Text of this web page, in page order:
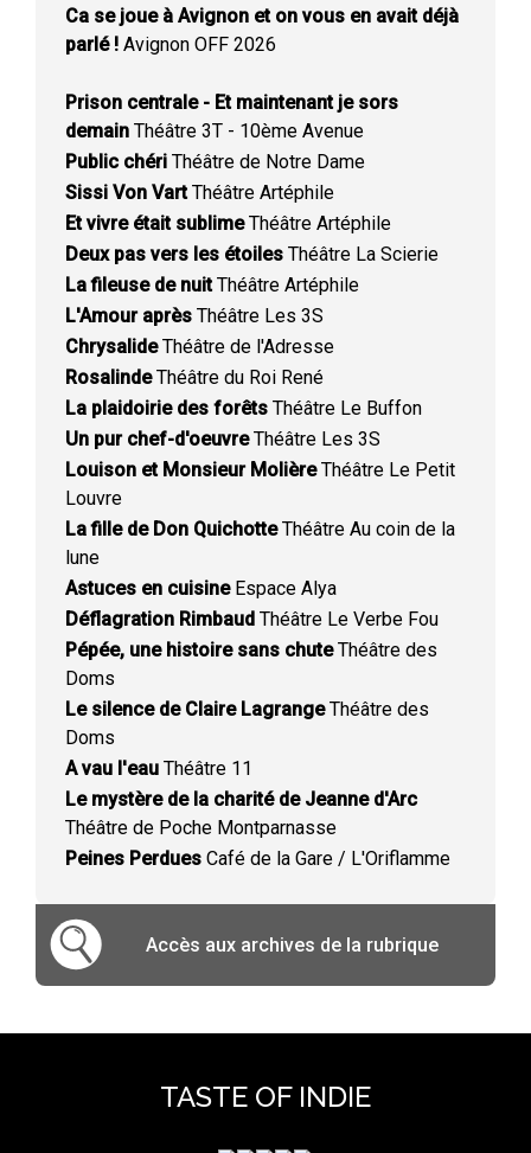
Ca se joue à Avignon et on vous en avait déjà
parlé ! Avignon OFF 2026
Prison centrale - Et maintenant je sors
demain Théâtre 3T - 10ème Avenue
Public chéri Théâtre de Notre Dame
Sissi Von VartThéâtre Artéphile
Et vivre était sublimeThéâtre Artéphile
Deux pas vers les étoiles Théâtre La Scierie
La fileuse de nuitThéâtre Artéphile
L'Amour après Théâtre Les 3S
ChrysalideThéâtre de l'Adresse
RosalindeThéâtre du Roi René
La plaidoirie des forêts Théâtre Le Buffon
Un pur chef-d'oeuvreThéâtre Les 3S
Louison et Monsieur MolièreThéâtre Le Petit
Louvre
La fille de Don QuichotteThéâtre Au coin de la
lune
Astuces en cuisineEspace Alya
Déflagration Rimbaud Théâtre Le Verbe Fou
Pépée, une histoire sans chuteThéâtre des
Doms
Le silence de Claire LagrangeThéâtre des
Doms
A vau l'eau Théâtre 11
Le mystère de la charité de Jeanne d'Arc
Théâtre de Poche Montparnasse
Peines Perdues Café de la Gare / L'Oriflamme
Accès aux archives de la rubrique
TASTE OF INDIE